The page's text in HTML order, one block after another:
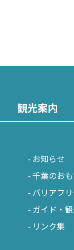
観光案内
お知らせ
千葉のお
バリアフ
ガイド・
リンク集